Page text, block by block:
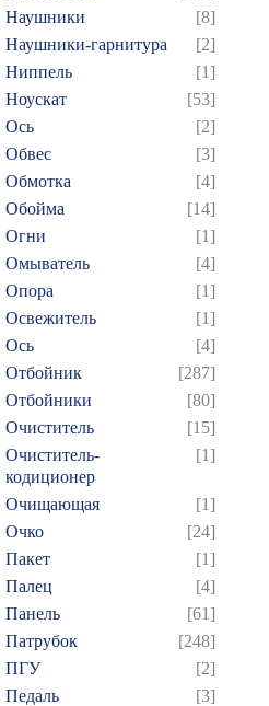
Наушники
[8]
Наушники-гарнитура
[2]
Ниппель
[1]
Ноускат
[53]
Оcь
[2]
Обвес
[3]
Обмотка
[4]
Обойма
[14]
Огни
[1]
Омыватель
[4]
Опора
[1]
Освежитель
[1]
Ось
[4]
Отбойник
[287]
Отбойники
[80]
Очиститель
[15]
Очиститель-
кодиционер
[1]
Очищающая
[1]
Очко
[24]
Пакет
[1]
Палец
[4]
Панель
[61]
Патрубок
[248]
ПГУ
[2]
Педаль
[3]